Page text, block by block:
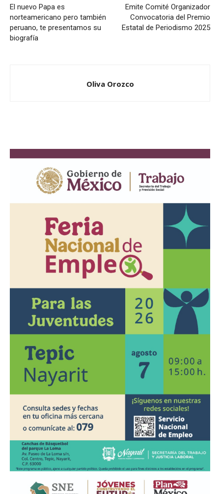
El nuevo Papa es
norteamericano pero también
peruano, te presentamos su
biografía
Emite Comité Organizador
Convocatoria del Premio
Estatal de Periodismo 2025
Oliva Orozco